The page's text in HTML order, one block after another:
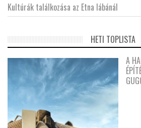
Kultúrák találkozása az Etna lábánál
HETI TOPLISTA
A